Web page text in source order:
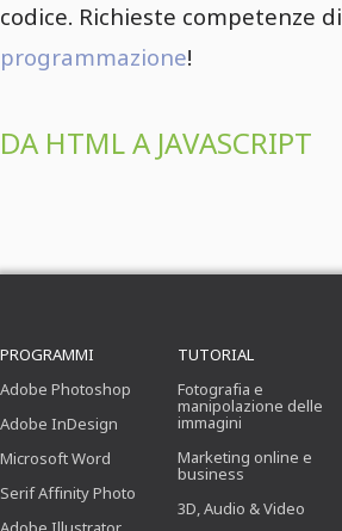
codice. Richieste competenze di
programmazione!
DA HTML A JAVASCRIPT
PROGRAMMI
Adobe Photoshop
Adobe InDesign
Microsoft Word
Serif Affinity Photo
TUTORIAL
Fotografia e
manipolazione delle
immagini
Marketing online e
business
3D, Audio & Video